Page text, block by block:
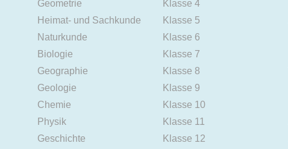
Geometrie
Heimat- und Sachkunde
Naturkunde
Biologie
Geographie
Geologie
Chemie
Physik
Geschichte
Klasse 4
Klasse 5
Klasse 6
Klasse 7
Klasse 8
Klasse 9
Klasse 10
Klasse 11
Klasse 12